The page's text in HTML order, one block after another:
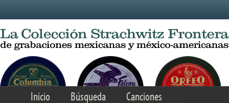
Inicio Búsqueda
Canciones